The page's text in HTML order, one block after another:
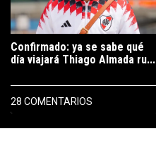
PUBLICIDAD
Confirmado: ya se sabe qué
día viajará Thiago Almada ru...
28 COMENTARIOS